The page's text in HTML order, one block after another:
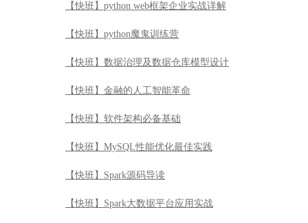
【快班】python web框架企业实战详解
【快班】python魔鬼训练营
【快班】数据治理及数据仓库模型设计
【快班】金融的人工智能革命
【快班】软件架构必备基础
【快班】MySQL性能优化最佳实践
【快班】Spark源码导读
【快班】Spark大数据平台应用实战